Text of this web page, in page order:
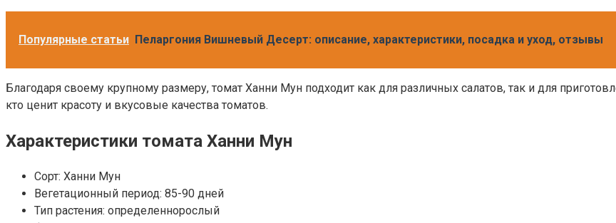
Популярные статьи Пеларгония Вишневый Десерт: описание, характеристики, посадка и уход, отзывы
Благодаря своему крупному размеру, томат Ханни Мун подходит как для различных салатов, так и для
кто ценит красоту и вкусовые качества томатов.
Характеристики томата Ханни Мун
Сорт: Ханни Мун
Вегетационный период: 85-90 дней
Тип растения: определеннорослый